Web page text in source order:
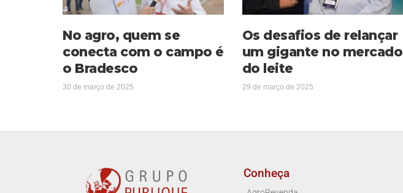
No agro, quem se
conecta com o campo é
o Bradesco
30 de março de 2025
Os desafios de relançar
um gigante no mercado
do leite
29 de março de 2025
Conheça